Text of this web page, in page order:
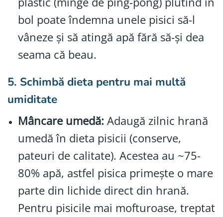
bol poate îndemna unele pisici să-l
vâneze şi să atingă apă fără să-și dea
seama că beau.
5. Schimbă dieta pentru mai multă
umiditate
Mâncare umedă: Adaugă zilnic hrană
umedă în dieta pisicii (conserve,
pateuri de calitate). Acestea au ~75-
80% apă, astfel pisica primește o mare
parte din lichide direct din hrană.
Pentru pisicile mai mofturoase, treptat